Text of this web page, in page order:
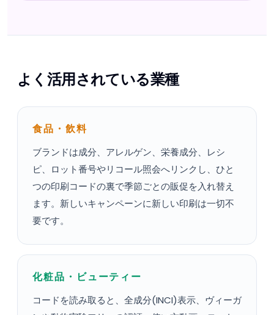
よく活用されている業種
食品・飲料
ブランドは成分、アレルゲン、栄養成分、レシ
ピ、ロット番号やリコール照会へリンクし、ひと
つの印刷コードの裏で季節ごとの販促を入れ替え
ます。新しいキャンペーンに新しい印刷は一切不
要です。
化粧品・ビューティー
コードを読み取ると、全成分(INCI)表示、ヴィーガ